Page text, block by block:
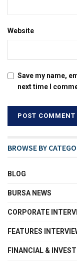
Website
Save my name,
next time I
BROWSE BY
BLOG
BURSA NEWS
CORPORATE
FEATURES
FINANCIAL &